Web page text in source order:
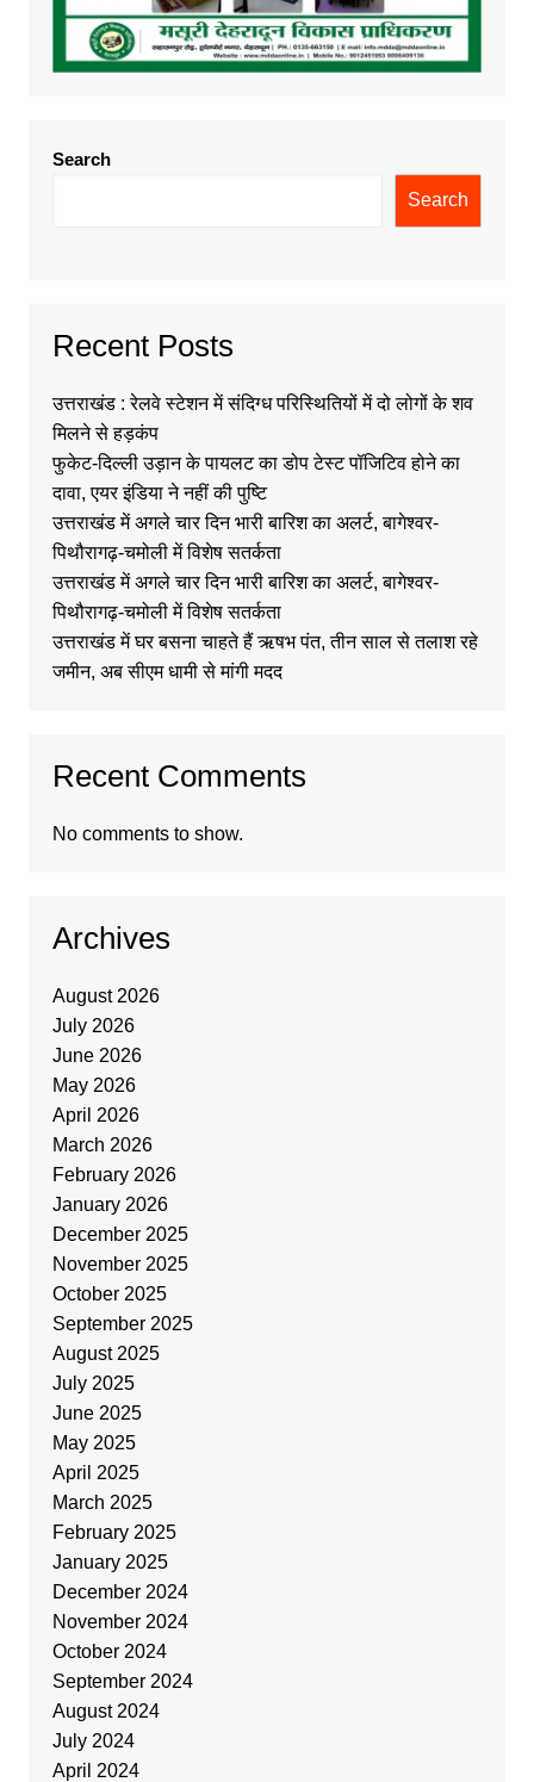
Search
Search
Recent Posts
उत्तराखंड : रेलवे स्टेशन में संदिग्ध परिस्थितियों में दो लोगों के शव
मिलने से हड़कंप
फुकेट-दिल्ली उड़ान के पायलट का डोप टेस्ट पॉजिटिव होने का
दावा, एयर इंडिया ने नहीं की पुष्टि
उत्तराखंड में अगले चार दिन भारी बारिश का अलर्ट, बागेश्वर-
पिथौरागढ़-चमोली में विशेष सतर्कता
उत्तराखंड में अगले चार दिन भारी बारिश का अलर्ट, बागेश्वर-
पिथौरागढ़-चमोली में विशेष सतर्कता
उत्तराखंड में घर बसना चाहते हैं ऋषभ पंत, तीन साल से तलाश रहे
जमीन, अब सीएम धामी से मांगी मदद
Recent Comments
No comments to show.
Archives
August 2026
July 2026
June 2026
May 2026
April 2026
March 2026
February 2026
January 2026
December 2025
November 2025
October 2025
September 2025
August 2025
July 2025
June 2025
May 2025
April 2025
March 2025
February 2025
January 2025
December 2024
November 2024
October 2024
September 2024
August 2024
July 2024
April 2024